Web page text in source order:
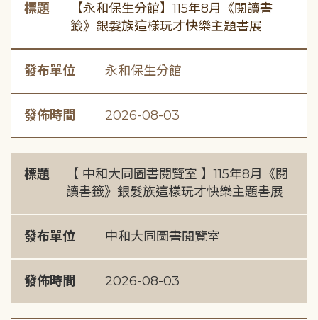
標題
【永和保生分館】115年8月《閱讀書
籤》銀髮族這樣玩才快樂主題書展
發布單位 永和保生分館
發佈時間 2026-08-03
標題
【 中和大同圖書閱覽室 】115年8月《閱
讀書籤》銀髮族這樣玩才快樂主題書展
發布單位 中和大同圖書閱覽室
發佈時間 2026-08-03